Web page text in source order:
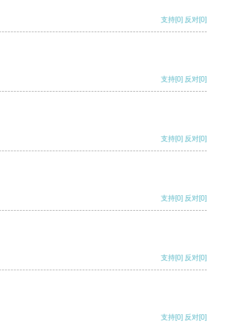
支持[0] 反对[0]
支持[0] 反对[0]
支持[0] 反对[0]
支持[0] 反对[0]
支持[0] 反对[0]
支持[0] 反对[0]